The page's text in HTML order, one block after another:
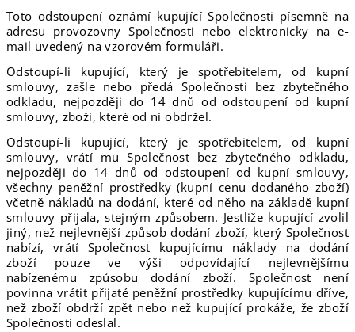
Toto odstoupení oznámí kupující Společnosti písemně na
adresu provozovny Společnosti nebo elektronicky na e-
mail uvedený na vzorovém formuláři.
Odstoupí-li kupující, který je spotřebitelem, od kupní
smlouvy, zašle nebo předá Společnosti bez zbytečného
odkladu, nejpozději do 14 dnů od odstoupení od kupní
smlouvy, zboží, které od ní obdržel.
Odstoupí-li kupující, který je spotřebitelem, od kupní
smlouvy, vrátí mu Společnost bez zbytečného odkladu,
nejpozději do 14 dnů od odstoupení od kupní smlouvy,
všechny peněžní prostředky (kupní cenu dodaného zboží)
včetně nákladů na dodání, které od něho na základě kupní
smlouvy přijala, stejným způsobem. Jestliže kupující zvolil
jiný, než nejlevnější způsob dodání zboží, který Společnost
nabízí, vrátí Společnost kupujícímu náklady na dodání
zboží pouze ve výši odpovídající nejlevnějšímu
nabízenému způsobu dodání zboží. Společnost není
povinna vrátit přijaté peněžní prostředky kupujícímu dříve,
než zboží obdrží zpět nebo než kupující prokáže, že zboží
Společnosti odeslal.